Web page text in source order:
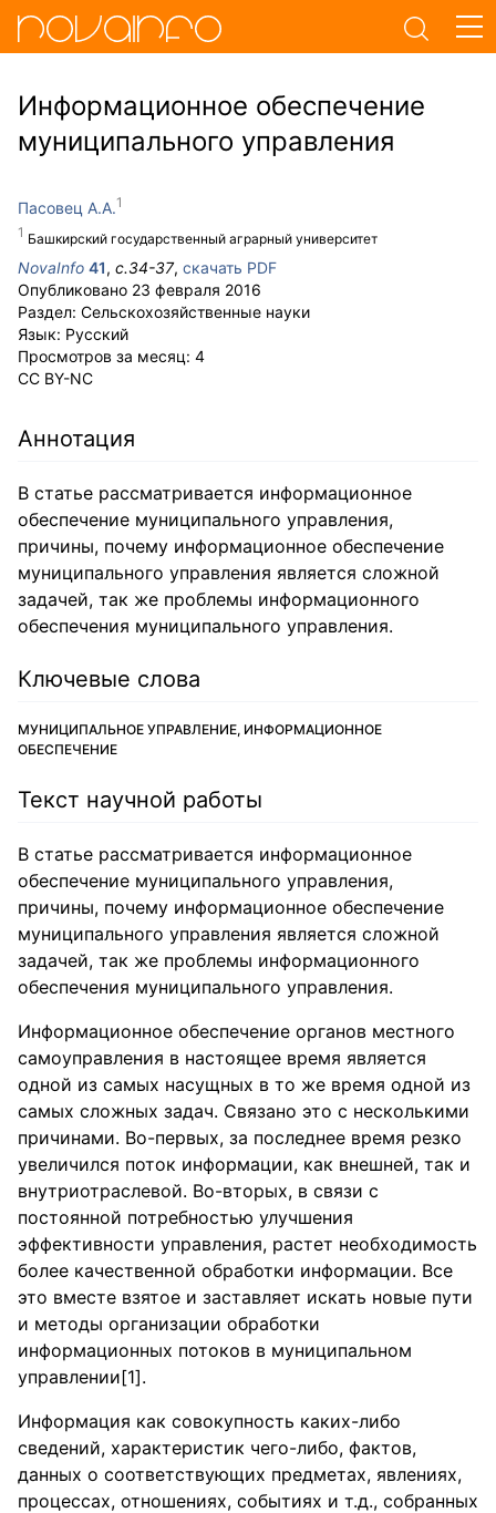
Информационное обеспечение
муниципального управления
Пасовец А.А.
Башкирский государственный аграрный университет
NovaInfo 41, с.34-37, скачать PDF
Опубликовано 23 февраля 2016
Раздел: Сельскохозяйственные науки
Язык: Русский
Просмотров за месяц: 4
CC BY-NC
Аннотация
В статье рассматривается информационное
обеспечение муниципального управления,
причины, почему информационное обеспечение
муниципального управления является сложной
задачей, так же проблемы информационного
обеспечения муниципального управления.
Ключевые слова
МУНИЦИПАЛЬНОЕ УПРАВЛЕНИЕ, ИНФОРМАЦИОННОЕ
ОБЕСПЕЧЕНИЕ
Текст научной работы
В статье рассматривается информационное
обеспечение муниципального управления,
причины, почему информационное обеспечение
муниципального управления является сложной
задачей, так же проблемы информационного
обеспечения муниципального управления.
Информационное обеспечение органов местного
самоуправления в настоящее время является
одной из самых насущных в то же время одной из
самых сложных задач. Связано это с несколькими
причинами. Во-первых, за последнее время резко
увеличился поток информации, как внешней, так и
внутриотраслевой. Во-вторых, в связи с
постоянной потребностью улучшения
эффективности управления, растет необходимость
более качественной обработки информации. Все
это вместе взятое и заставляет искать новые пути
и методы организации обработки
информационных потоков в муниципальном
управлении[1].
Информация как совокупность каких-либо
сведений, характеристик чего-либо, фактов,
данных о соответствующих предметах, явлениях,
процессах, отношениях, событиях и т.д., собранных